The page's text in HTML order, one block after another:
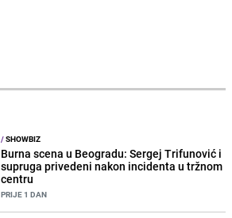
/SHOWBIZ
Burna scena u Beogradu: Sergej Trifunović i
supruga privedeni nakon incidenta u tržnom
centru
PRIJE 1 DAN